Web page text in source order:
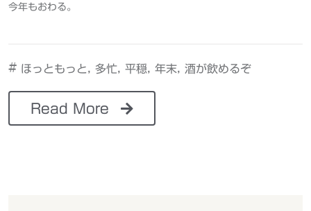
今年もおわる。
# ほっともっと 多忙 平穏 年末 酒が飲めるぞ
Read More